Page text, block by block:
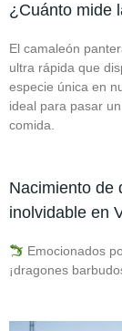
¿Cuánto mide
El camaleón
ultra rápida que
especie única en
ideal para pasar
comida.
Nacimiento de
inolvidable en
Emocionados
¡dragones